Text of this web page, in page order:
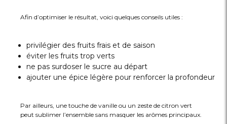
Afin d’optimiser le résultat, voici quelques conseils utiles :
privilégier des fruits frais et de saison
éviter les fruits trop verts
ne pas surdoser le sucre au départ
ajouter une épice légère pour renforcer la profondeur
Par ailleurs, une touche de vanille ou un zeste de citron vert
peut sublimer l’ensemble sans masquer les arômes principaux.